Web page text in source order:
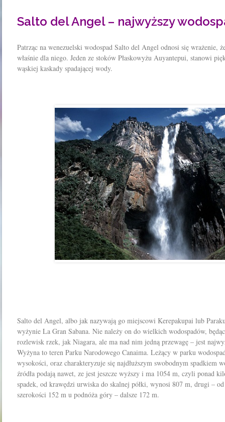
Salto del Angel – najwyższy
Patrząc na wenezuelski wodospad Salto del Angel odnosi się wrażenie,
właśnie dla niego. Jeden ze stoków Płaskowyżu Auyantepui, stanowi
wąskiej kaskady spadającej wody.
Salto del Angel, albo jak nazywają go miejscowi Kerepakupai lub
wyżynie La Gran Sabana. Nie należy on do wielkich wodospadów,
rozlewisk rzek, jak Niagara, ale ma nad nim jedną przewagę – jest
Wyżyna to teren Parku Narodowego Canaima. Leżący w parku
wysokości, oraz charakteryzuje się najdłuższym swobodnym spadkiem
źródła podają nawet, ze jest jeszcze wyższy i ma 1054 m, czyli ponad
spadek, od krawędzi urwiska do skalnej półki, wynosi 807 m, drugi –
szerokości 152 m u podnóża góry – dalsze 172 m.